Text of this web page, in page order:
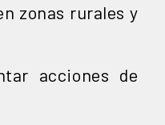
zonas rurales y
acciones de